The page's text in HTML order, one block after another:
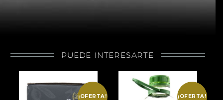
PUEDE INTERESARTE
¡OFERTA! ¡OFERTA!